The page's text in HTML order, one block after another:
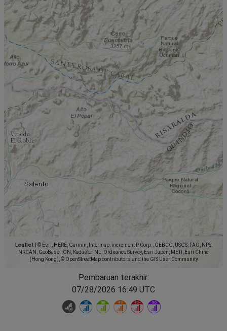
Leaflet
© Esri, HERE, Garmin, Intermap, increment P Corp., GEBCO, USGS, FAO, NPS,
NRCAN, GeoBase, IGN, Kadaster NL, Ordnance Survey, Esri Japan, METI, Esri China
(Hong Kong), © OpenStreetMap contributors, and the GIS User Community
Pembaruan terakhir:
07/28/2026 16:49 UTC